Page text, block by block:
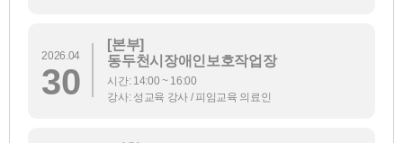
2026.04
30
[본부]
동두천시장애인보호작업장
시간: 14:00 ~ 16:00
강사: 성교육 강사 / 피임교육 의료인